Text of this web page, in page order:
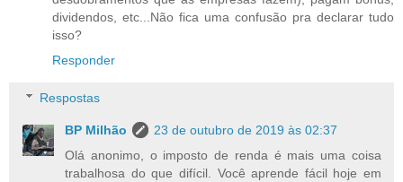
dividendos, etc...Não fica uma confusão pra declarar tudo
isso?
Responder
Respostas
BP Milhão
23 de outubro de 2019 às 02:37
Olá anonimo, o imposto de renda é mais uma coisa
trabalhosa do que difícil. Você aprende fácil hoje em